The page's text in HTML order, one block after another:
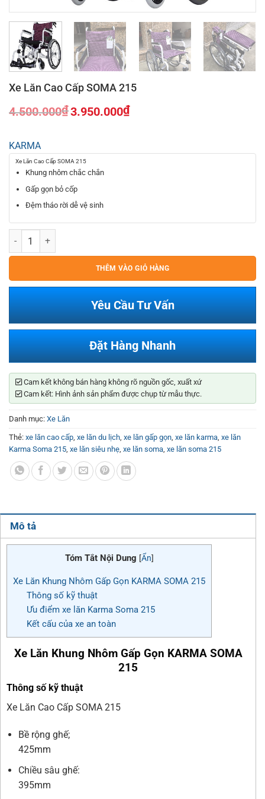
Xe Lăn Cao Cấp SOMA 215
4.500.000₫
là:
4.500.000₫.
3.950.000₫
tại
là:
3.950.000₫.
KARMA
Xe Lăn Cao Cấp SOMA 215
Khung nhôm chắc chắn
Gấp gọn bỏ cốp
Đệm tháo rời dễ vệ sinh
Xe Lăn Cao Cấp SOMA 215 số lượng
THÊM VÀO GIỎ HÀNG
Yêu Cầu Tư Vấn
Đặt Hàng Nhanh
Cam kết không bán hàng không rõ nguồn gốc, xuất xứ
Cam kết: Hình ảnh sản phẩm được chụp từ mẫu thực.
Danh mục: Xe Lăn
Thẻ: xe lăn cao cấp, xe lăn du lịch, xe lăn gấp gọn, xe lăn karma, xe lăn
Karma Soma 215, xe lăn siêu nhẹ, xe lăn soma, xe lăn soma 215
Mô tả
Tóm Tắt Nội Dung [Ẩn]
Xe Lăn Khung Nhôm Gấp Gọn KARMA SOMA 215
Thông số kỹ thuật
Ưu điểm xe lăn Karma Soma 215
Kết cấu của xe an toàn
Xe Lăn Khung Nhôm Gấp Gọn KARMA SOMA
215
Thông số kỹ thuật
Xe Lăn Cao Cấp SOMA 215
Bề rộng ghế;
425mm
Chiều sâu ghế:
395mm